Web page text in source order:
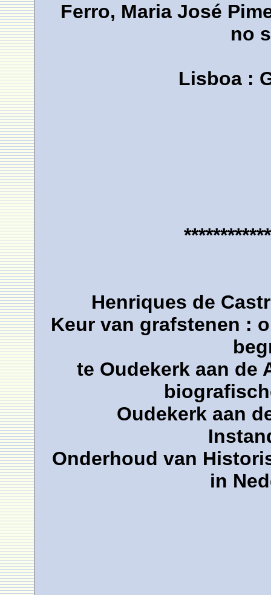
Ferro, Maria José
no
Lisboa :
Henriques de
Keur van grafstenen :
te Oudekerk aan de
Oudekerk aan
Onderhoud van
in